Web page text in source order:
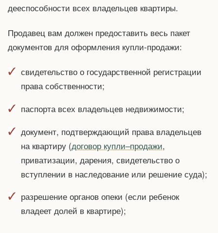
дееспособности всех владельцев квартиры.
Продавец вам должен предоставить весь пакет
документов для оформления купли-продажи:
свидетельство о государственной регистрации
права собственности;
паспорта всех владельцев недвижимости;
документ, подтверждающий права владельцев
на квартиру (договор купли–продажи,
приватизации, дарения, свидетельство о
вступлении в наследование или решение суда);
разрешение органов опеки (если ребенок
владеет долей в квартире);